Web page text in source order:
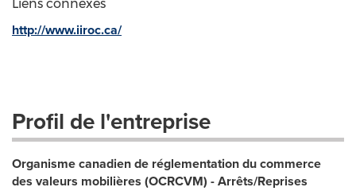
Liens connexes
http://www.iiroc.ca/
Profil de l'entreprise
Organisme canadien de réglementation du commerce
des valeurs mobilières (OCRCVM) - Arrêts/Reprises